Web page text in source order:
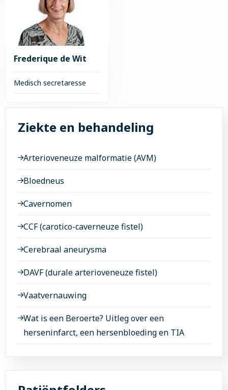
Frederique de Wit
Medisch secretaresse
Lees
overZiekte en behandeling
Arterioveneuze malformatie (AVM)
Bloedneus
Cavernomen
CCF (carotico-caverneuze fistel)
Cerebraal aneurysma
DAVF (durale arterioveneuze fistel)
Vaatvernauwing
Wat is een Beroerte? Uitleg over een
herseninfarct, een hersenbloeding en TIA